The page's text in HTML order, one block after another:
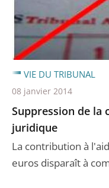
Suppression de
juridique
La contribution à
euros disparaît à
VIE DU TRIBUNAL
08 janvier 2014